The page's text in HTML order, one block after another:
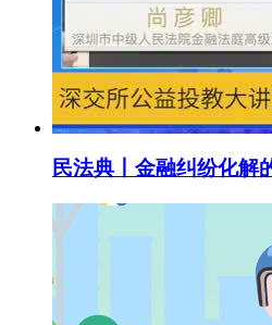
民法典丨金融纠纷化解